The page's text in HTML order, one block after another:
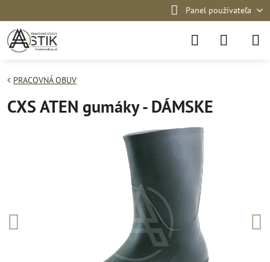
Panel používateľa
PRACOVNÁ OBUV
CXS ATEN gumáky - DÁMSKE